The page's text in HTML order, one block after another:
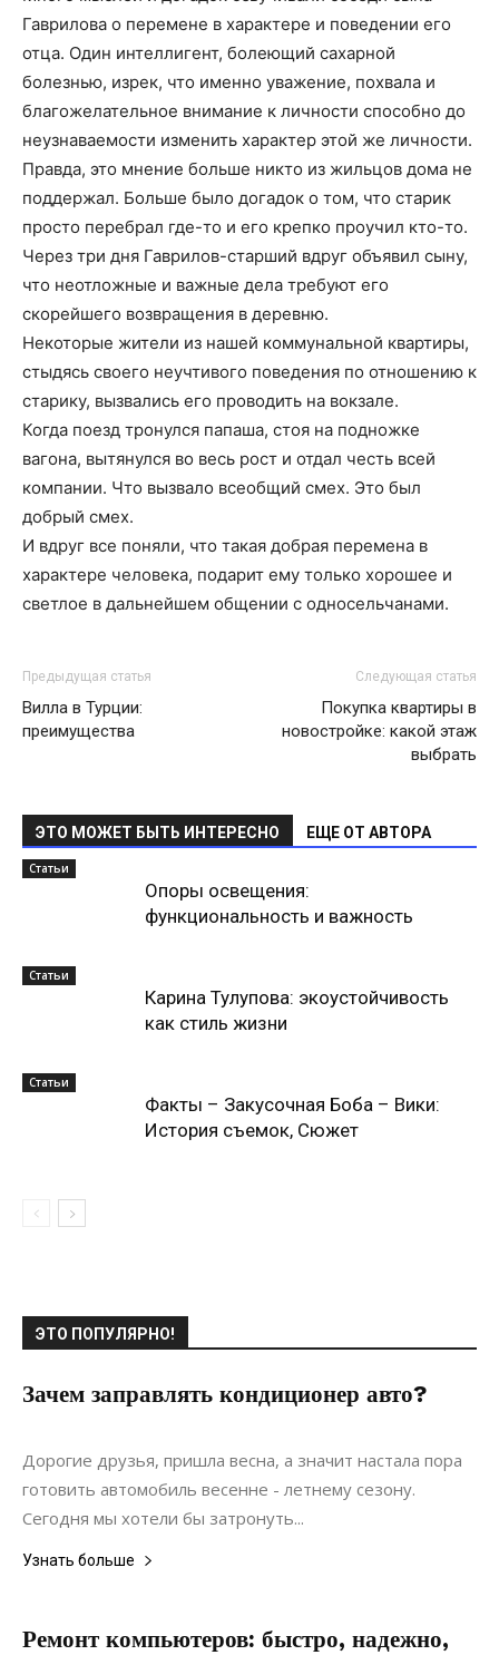
Гаврилова о перемене в характере и поведении его
отца. Один интеллигент, болеющий сахарной
болезнью, изрек, что именно уважение, похвала и
благожелательное внимание к личности способно до
неузнаваемости изменить характер этой же личности.
Правда, это мнение больше никто из жильцов дома не
поддержал. Больше было догадок о том, что старик
просто перебрал где-то и его крепко проучил кто-то.
Через три дня Гаврилов-старший вдруг объявил сыну,
что неотложные и важные дела требуют его
скорейшего возвращения в деревню.
Некоторые жители из нашей коммунальной квартиры,
стыдясь своего неучтивого поведения по отношению к
старику, вызвались его проводить на вокзале.
Когда поезд тронулся папаша, стоя на подножке
вагона, вытянулся во весь рост и отдал честь всей
компании. Что вызвало всеобщий смех. Это был
добрый смех.
И вдруг все поняли, что такая добрая перемена в
характере человека, подарит ему только хорошее и
светлое в дальнейшем общении с односельчанами.
Предыдущая статья
Вилла в Турции:
преимущества
Следующая статья
Покупка квартиры в
новостройке: какой этаж
выбрать
ЭТО МОЖЕТ БЫТЬ ИНТЕРЕСНО ЕЩЕ ОТ АВТОРА
Статьи
Опоры освещения:
функциональность и важность
Статьи
Карина Тулупова: экоустойчивость
как стиль жизни
Статьи
Факты – Закусочная Боба – Вики:
История съемок, Сюжет
ЭТО ПОПУЛЯРНО!
Зачем заправлять кондиционер авто?
01.05.2019
Дорогие друзья, пришла весна, а значит настала пора
готовить автомобиль весенне - летнему сезону.
Сегодня мы хотели бы затронуть...
Узнать больше
Ремонт компьютеров: быстро, надежно,